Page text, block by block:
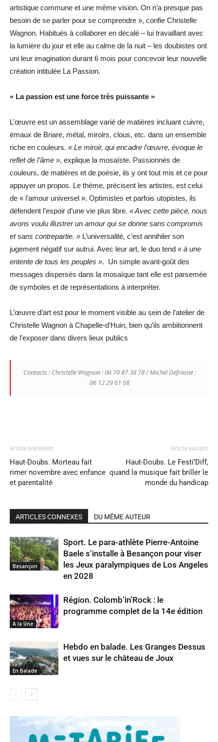
artistique commune et une même vision. On n’a presque pas
besoin de se parler pour se comprendre », confie Christelle
Wagnon. Habitués à collaborer en décalé – lui travaillant avec
la lumière du jour et elle au calme de la nuit – les doubistes ont
uni leur imagination durant 6 mois pour concevoir leur nouvelle
création intitulée La Passion.
« La passion est une force très puissante »
L’œuvre est un assemblage varié de matières incluant cuivre,
émaux de Briare, métal, miroirs, clous, etc. dans un ensemble
riche en couleurs. « Le miroir, qui encadre l’œuvre, évoque le
reflet de l’âme », explique la mosaïste. Passionnés de
couleurs, de matières et de poésie, ils y ont tout mis et ce pour
appuyer un propos. Le thème, précisent les artistes, est celui
de « l’amour universel ». Optimistes et parfois utopistes, ils
défendent l’espoir d’une vie plus libre. « Avec cette pièce, nous
avons voulu illustrer un amour qui se donne sans compromis
et sans contrepartie. » L’universalité, c’est annihiler son
jugement négatif sur autrui. Avec leur art, le duo tend « à une
entente de tous les peuples ». Un simple avant-goût des
messages dispersés dans la mosaïque tant elle est parsemée
de symboles et de représentations à interpréter.
L’œuvre d’art est pour le moment visible au sein de l’atelier de
Christelle Wagnon à Chapelle-d’Huin, bien qu’ils ambitionnent
de l’exposer dans divers lieux publics
Contacts : Christelle Wagnon : 06 70 87 38 78 / Michel Defrasne :
06 12 29 61 08
Article précédent
Haut-Doubs. Morteau fait
rimer novembre avec enfance
et parentalité
Article suivant
Haut-Doubs. Le Festi’Diff,
quand la musique fait briller le
monde du handicap
ARTICLES CONNEXES DU MÊME AUTEUR
Besançon
Sport. Le para-athlète Pierre-Antoine
Baele s’installe à Besançon pour viser
les Jeux paralympiques de Los Angeles
en 2028
A la Une
Région. Colomb’in’Rock : le
programme complet de la 14e édition
En Balade
Hebdo en balade. Les Granges Dessus
et vues sur le château de Joux